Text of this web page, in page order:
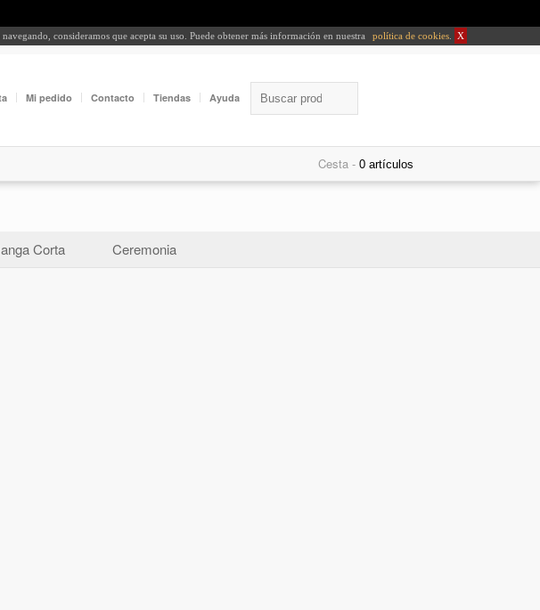
consideramos que acepta su uso. Puede obtener más información en nuestra política de cookies X
Mi pedido Contacto Tiendas Ayuda
Cesta -
Corta Ceremonia